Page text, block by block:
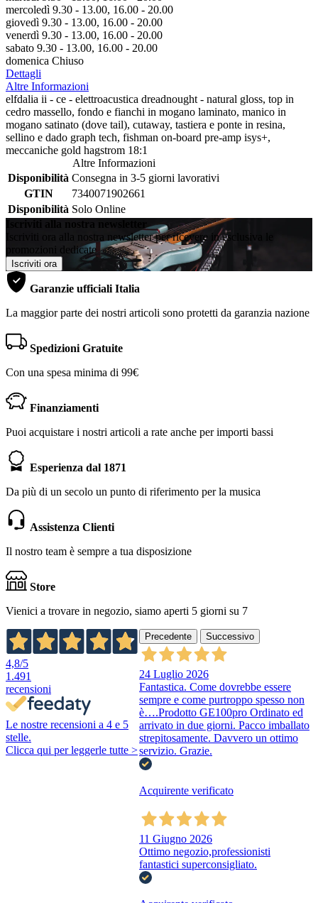
mercoledì 9.30 - 13.00, 16.00 - 20.00
giovedì 9.30 - 13.00, 16.00 - 20.00
venerdì 9.30 - 13.00, 16.00 - 20.00
sabato 9.30 - 13.00, 16.00 - 20.00
domenica Chiuso
Dettagli
Altre Informazioni
elfdalia ii - ce - elettroacustica dreadnought - natural gloss, top in
cedro massello, fondo e fianchi in mogano laminato, manico in
mogano satinato (dove tail), cutaway, tastiera e ponte in resina,
sellino e dado graph tech, fishman on-board pre-amp isys+,
meccaniche gold hagstrom 18:1
Altre Informazioni
Disponibilità Consegna in 3-5 giorni lavorativi
GTIN
7340071902661
Disponibilità Solo Online
Iscriviti alla nostra newsletter
Iscriviti ora alla nostra newsletter per ricevere in esclusiva le
promozioni dedicate
Iscriviti ora
Garanzie ufficiali Italia
La maggior parte dei nostri articoli sono protetti da garanzia nazione
Spedizioni Gratuite
Con una spesa minima di 99€
Finanziamenti
Puoi acquistare i nostri articoli a rate anche per importi bassi
Esperienza dal 1871
Da più di un secolo un punto di riferimento per la musica
Assistenza Clienti
Il nostro team è sempre a tua disposizione
Store
Vienici a trovare in negozio, siamo aperti 5 giorni su 7
4,8/5
1.491
recensioni
Le nostre recensioni a 4 e 5
stelle.
Clicca qui per leggerle tutte >
Precedente Successivo
24 Luglio 2026
Fantastica. Come dovrebbe essere
sempre e come purtroppo spesso non
è….Prodotto GE100pro Ordinato ed
arrivato in due giorni. Pacco imballato
strepitosamente. Davvero un ottimo
servizio. Grazie.
Acquirente verificato
11 Giugno 2026
Ottimo negozio,professionisti
fantastici superconsigliato.